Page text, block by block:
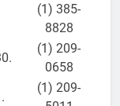
(1) 385-
8828
(1) 209-
0658
(1) 209-